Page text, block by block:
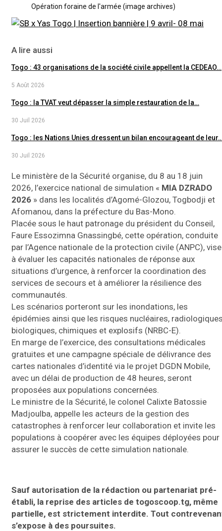
Opération foraine de l'armée (image archives)
A lire aussi
Togo : 43 organisations de la société civile appellent la CEDEAO…
5 Août 2026
Togo : la TVAT veut dépasser la simple restauration de la…
30 Juil 2026
Togo : les Nations Unies dressent un bilan encourageant de
30 Juil 2026
Le ministère de la Sécurité organise, du 8 au 18 juin
2026, l’exercice national de simulation « MIA DZRADO
2026 » dans les localités d’Agomé-Glozou, Togbodji et
Afomanou, dans la préfecture du Bas-Mono.
Placée sous le haut patronage du président du Conseil,
Faure Essozimna Gnassingbé, cette opération, conduite
par l’Agence nationale de la protection civile (ANPC), vise
à évaluer les capacités nationales de réponse aux
situations d’urgence, à renforcer la coordination des
services de secours et à améliorer la résilience des
communautés.
Les scénarios porteront sur les inondations, les
épidémies ainsi que les risques nucléaires,
biologiques, chimiques et explosifs (NRBC-E).
En marge de l’exercice, des consultations médicales
gratuites et une campagne spéciale de délivrance des
cartes nationales d’identité via le projet DGDN Mobile,
avec un délai de production de 48 heures, seront
proposées aux populations concernées.
Le ministre de la Sécurité, le colonel Calixte Batossie
Madjoulba, appelle les acteurs de la gestion des
catastrophes à renforcer leur collaboration et invite les
populations à coopérer avec les équipes déployées pour
assurer le succès de cette simulation nationale.
Sauf autorisation de la rédaction ou partenariat pré-
établi, la reprise des articles de togoscoop.tg, même
partielle, est strictement interdite. Tout
s’expose à des poursuites.